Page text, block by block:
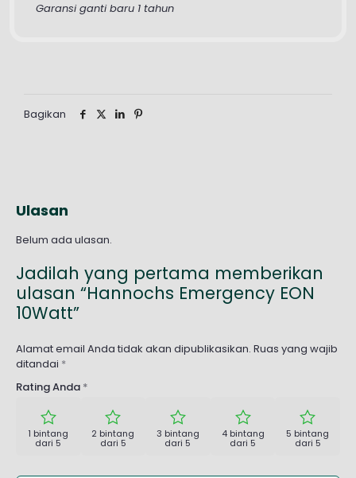
Garansi ganti baru 1 tahun
Bagikan
Ulasan
Belum ada ulasan.
Jadilah yang pertama memberikan
ulasan “Hannochs Emergency EON
10Watt”
Alamat email Anda tidak akan dipublikasikan. Ruas yang wajib
ditandai *
Rating Anda *
1 bintang
dari 5
2 bintang
dari 5
3 bintang
dari 5
4 bintang
dari 5
5 bintang
dari 5